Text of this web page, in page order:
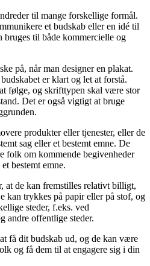
til mange forskellige formål.
et budskab eller en idé til
bruges til både kommercielle og
på, når man designer en plakat.
er klart og let at forstå.
følge, og skrifttypen skal være stor
Det er også vigtigt at bruge
produkter eller tjenester, eller de
sag eller et bestemt emne. De
folk om kommende begivenheder
bestemt emne.
at de kan fremstilles relativt billigt,
kan trykkes på papir eller på stof, og
steder, f.eks. ved
andre offentlige steder.
få dit budskab ud, og de kan være
og få dem til at engagere sig i din